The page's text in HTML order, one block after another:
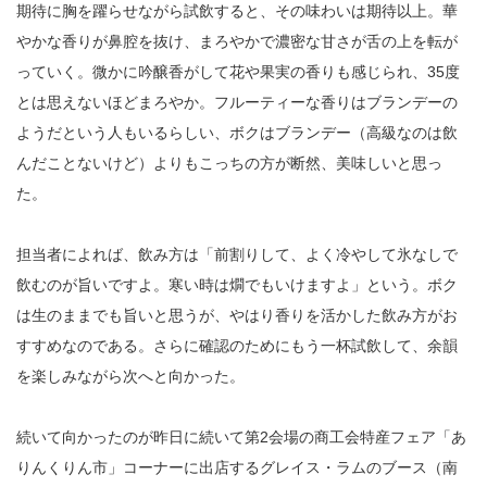
期待に胸を躍らせながら試飲すると、その味わいは期待以上。華
やかな香りが鼻腔を抜け、まろやかで濃密な甘さが舌の上を転が
っていく。微かに吟醸香がして花や果実の香りも感じられ、35度
とは思えないほどまろやか。フルーティーな香りはブランデーの
ようだという人もいるらしい、ボクはブランデー（高級なのは飲
んだことないけど）よりもこっちの方が断然、美味しいと思っ
た。
担当者によれば、飲み方は「前割りして、よく冷やして氷なしで
飲むのが旨いですよ。寒い時は燗でもいけますよ」という。ボク
は生のままでも旨いと思うが、やはり香りを活かした飲み方がお
すすめなのである。さらに確認のためにもう一杯試飲して、余韻
を楽しみながら次へと向かった。
続いて向かったのが昨日に続いて第2会場の商工会特産フェア「あ
りんくりん市」コーナーに出店するグレイス・ラムのブース（南